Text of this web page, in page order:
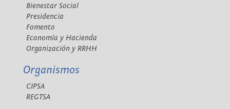
Bienestar Social
Presidencia
Fomento
Economía y Hacienda
Organización y RRHH
Organismos
CIPSA
REGTSA